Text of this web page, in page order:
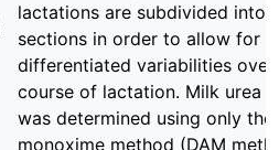
lactations are subdivided into
sections in order to allow for
differentiated variabilities over
course of lactation. Milk urea
was determined using only
monoxime method (DAM